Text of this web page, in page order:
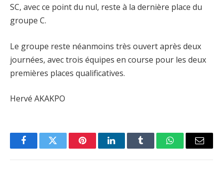
SC, avec ce point du nul, reste à la dernière place du
groupe C.
Le groupe reste néanmoins très ouvert après deux
journées, avec trois équipes en course pour les deux
premières places qualificatives.
Hervé AKAKPO
FacebookTwitter PinterestLinkedInTumblr WhatsAppEmail